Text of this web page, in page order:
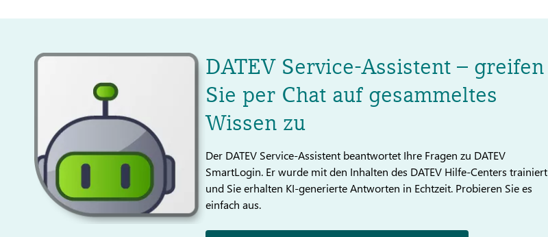
DATEV Service-Assistent – greifen
Sie per Chat auf gesammeltes
Wissen zu
Der DATEV Service-Assistent beantwortet Ihre Fragen zu DATEV
SmartLogin. Er wurde mit den Inhalten des DATEV Hilfe-Centers trainiert
und Sie erhalten KI-generierte Antworten in Echtzeit. Probieren Sie es
einfach aus.